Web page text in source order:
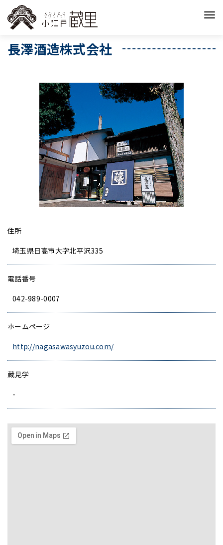
長澤酒造株式会社
長澤酒造株式会社
住所
埼玉県日高市大字北平沢335
電話番号
042-989-0007
ホームページ
http://nagasawasyuzou.com/
蔵見学
-